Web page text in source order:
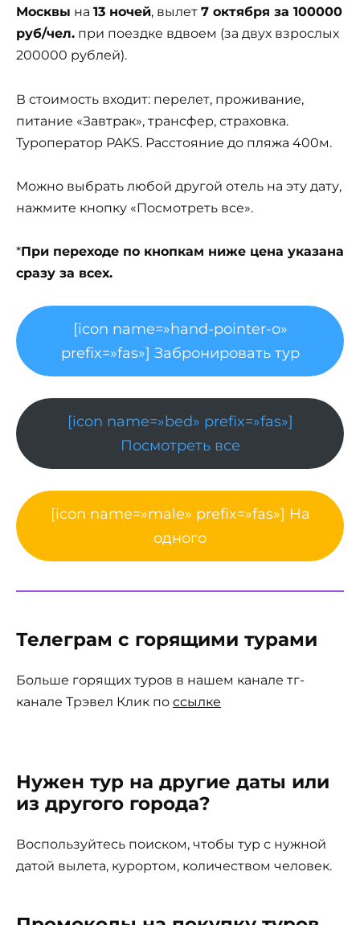
Москвы на 13 ночей, вылет 7 октября за 100000
руб/чел. при поездке вдвоем (за двух взрослых
200000 рублей).
В стоимость входит: перелет, проживание,
питание «Завтрак», трансфер, страховка.
Туроператор PAKS. Расстояние до пляжа 400м.
Можно выбрать любой другой отель на эту дату,
нажмите кнопку «Посмотреть все».
*При переходе по кнопкам ниже цена указана
сразу за всех.
[icon name=»hand-pointer-o»
prefix=»fas»] Забронировать тур
[icon name=»bed» prefix=»fas»]
Посмотреть все
[icon name=»male» prefix=»fas»] На
одного
Телеграм с горящими турами
Больше горящих туров в нашем канале тг-
канале Трэвел Клик по ссылке
Нужен тур на другие даты или
из другого города?
Воспользуйтесь поиском, чтобы тур с нужной
датой вылета, курортом, количеством человек.